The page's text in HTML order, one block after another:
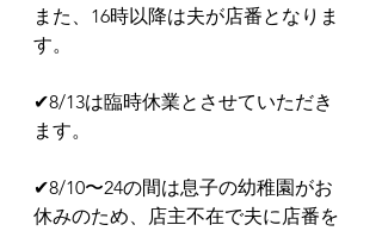
また、16時以降は夫が店番となりま
す。
✔︎8/13は臨時休業とさせていただき
ます。
✔︎8/10〜24の間は息子の幼稚園がお
休みのため、店主不在で夫に店番を